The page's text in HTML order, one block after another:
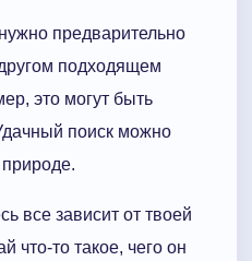
предварительно
подходящем
это могут быть
поиск можно
все зависит от твоей
что-то такое, чего он